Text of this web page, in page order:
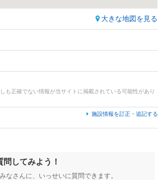
大きな地図を見る
も正確でない情報が当サイトに掲載されている可能性があり
施設情報を訂正・追記する
してみよう！
なさんに、いっせいに質問できます。